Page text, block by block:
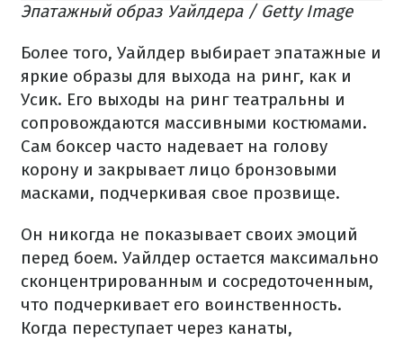
Эпатажный образ Уайлдера / Getty Image
Более того, Уайлдер выбирает эпатажные и
яркие образы для выхода на ринг, как и
Усик. Его выходы на ринг театральны и
сопровождаются массивными костюмами.
Сам боксер часто надевает на голову
корону и закрывает лицо бронзовыми
масками, подчеркивая свое прозвище.
Он никогда не показывает своих эмоций
перед боем. Уайлдер остается максимально
сконцентрированным и сосредоточенным,
что подчеркивает его воинственность.
Когда переступает через канаты,